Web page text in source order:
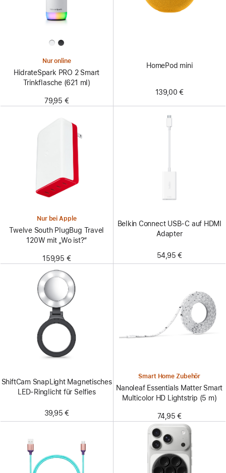
Nur online
HidrateSpark PRO 2 Smart
Trinkflasche (621 ml)
79,95 €
HomePod mini
139,00 €
Nur bei Apple
Twelve South PlugBug Travel
120W mit „Wo ist?“
159,95 €
Belkin Connect USB-C auf HDMI
Adapter
54,95 €
ShiftCam SnapLight Magnetisches
LED-Ringlicht für Selfies
39,95 €
Smart Home Zubehör
Nanoleaf Essentials Matter Smart
Multicolor HD Lightstrip (5 m)
74,95 €